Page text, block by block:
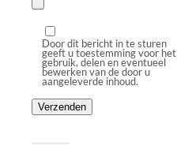
Door dit bericht in te sturen
geeft u toestemming voor het
gebruik, delen en eventueel
bewerken van de door u
aangeleverde inhoud.